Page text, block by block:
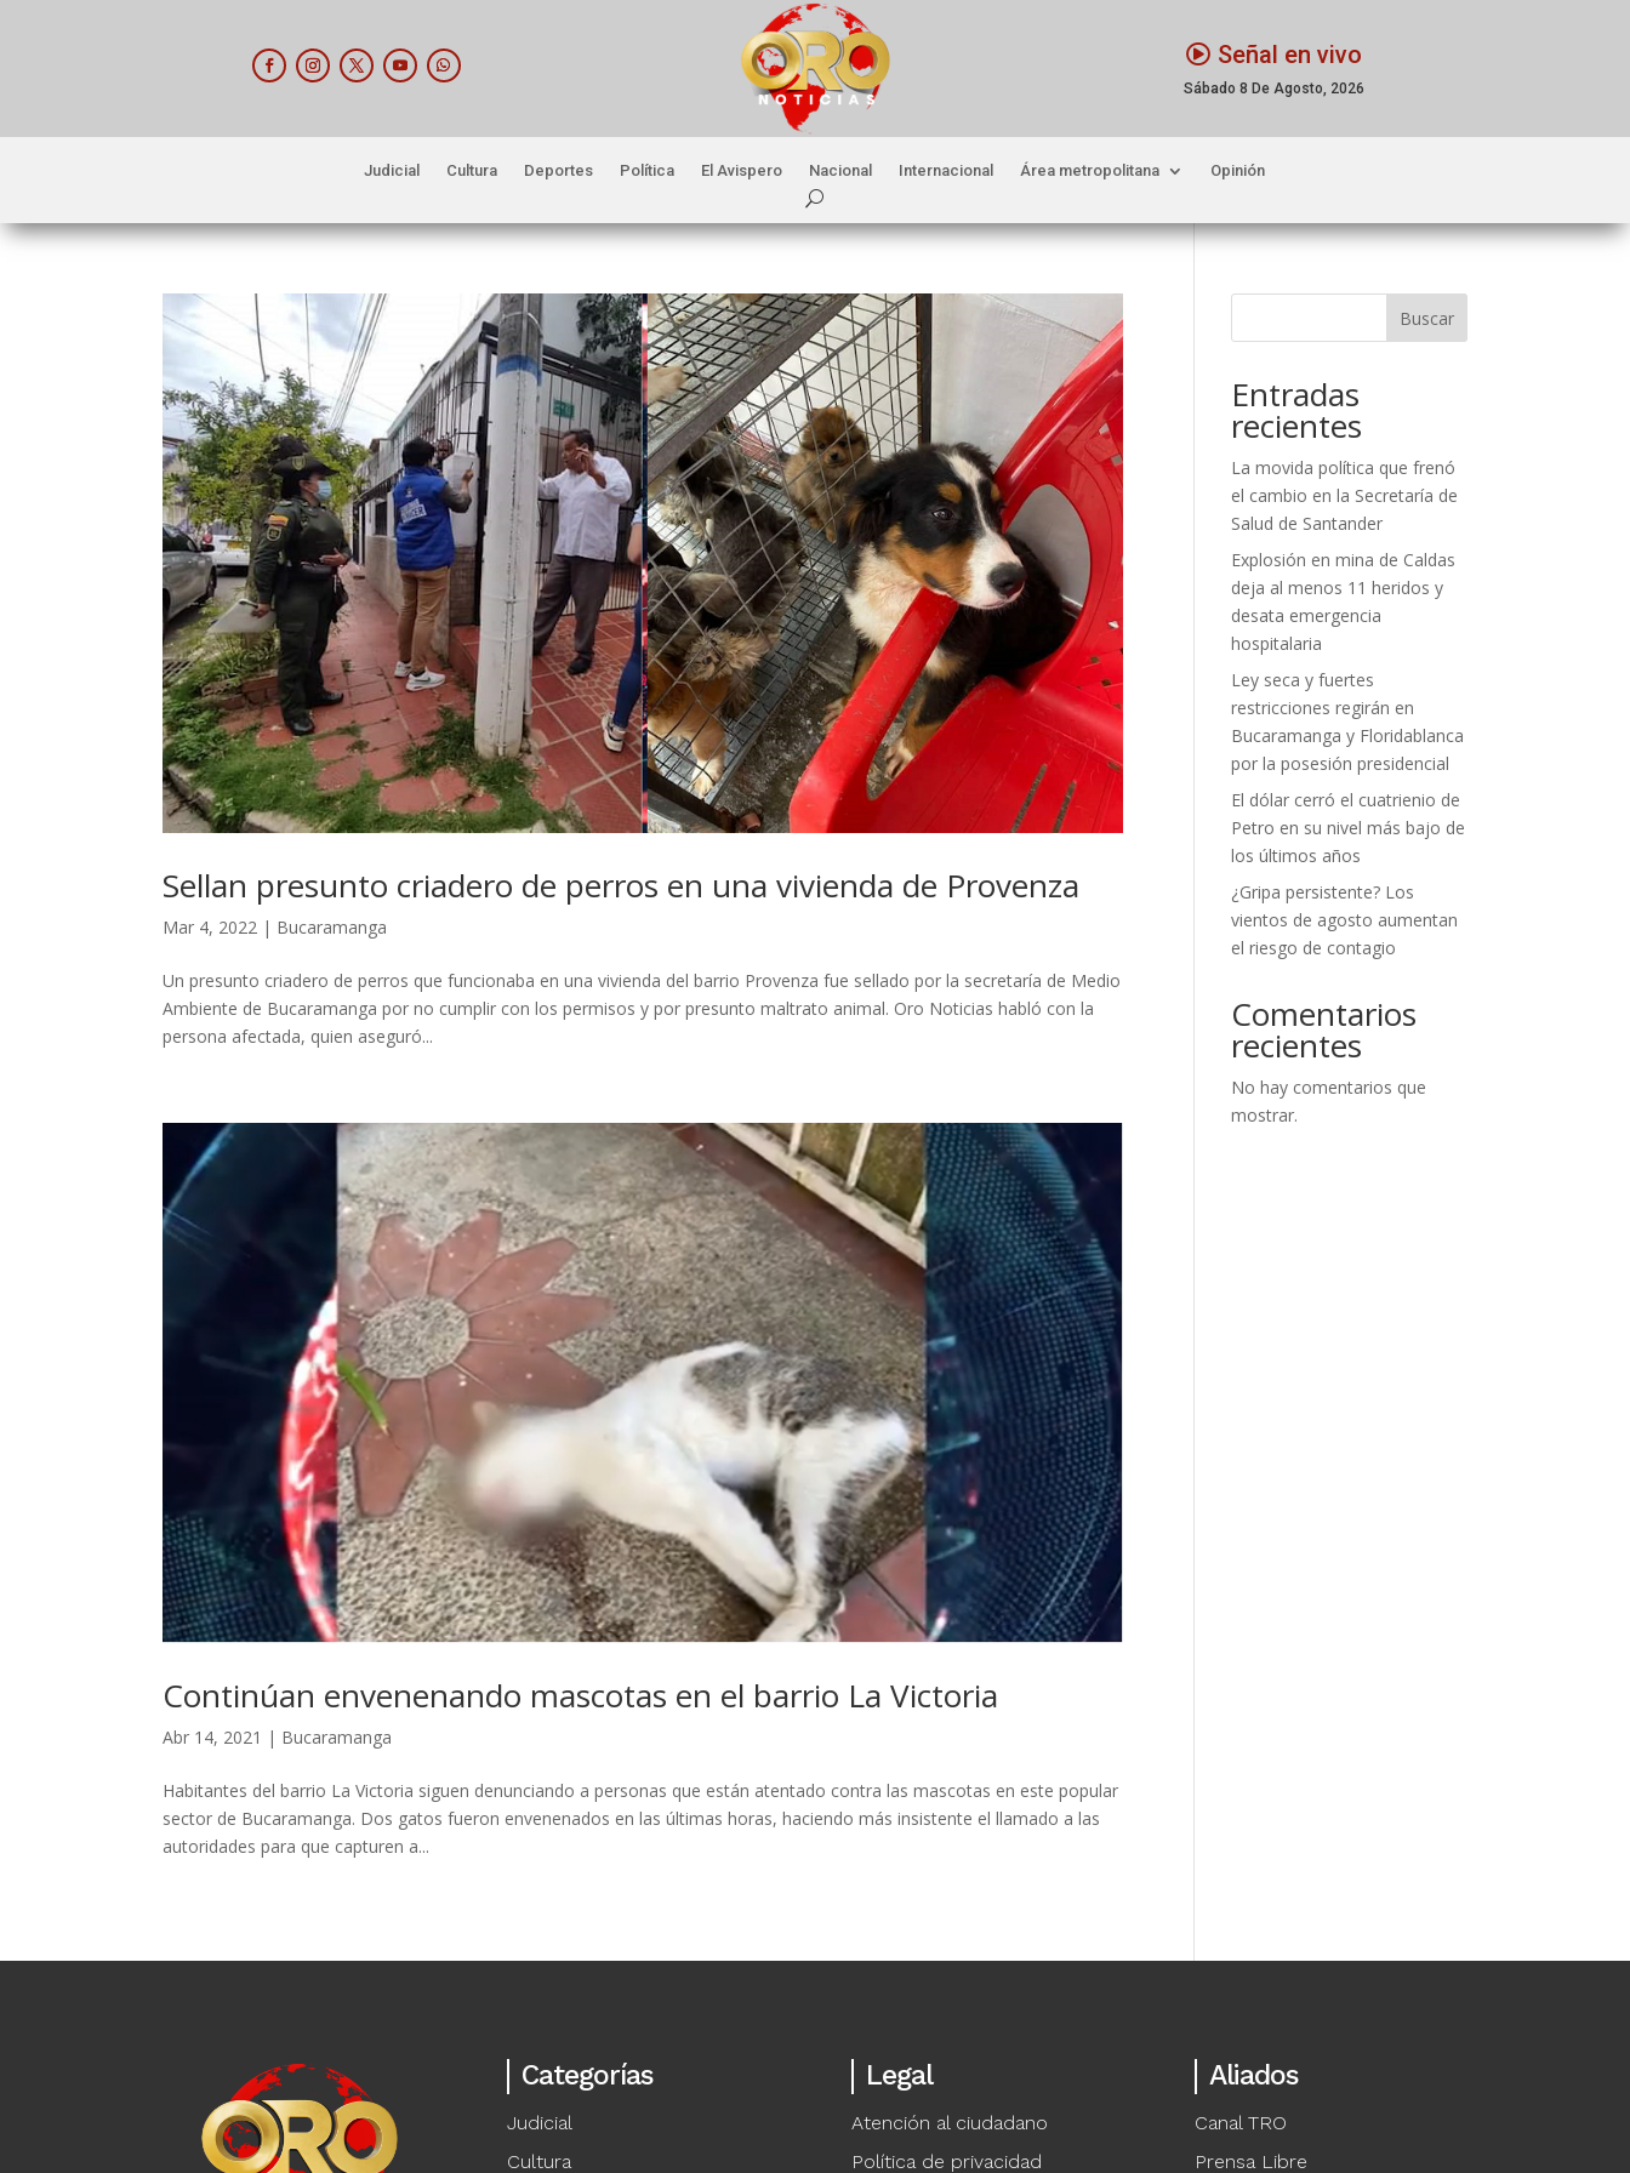
Señal en vivo
Sábado 8 De Agosto, 2026
Judicial Cultura Deportes Política El Avispero Nacional Internacional Área metropolitana Opinión
Sellan presunto criadero de perros en una vivienda de Provenza
Mar 4, 2022 | Bucaramanga
Un presunto criadero de perros que funcionaba en una vivienda del barrio Provenza fue sellado por la secretaría de Medio
Ambiente de Bucaramanga por no cumplir con los permisos y por presunto maltrato animal. Oro Noticias habló con la
persona afectada, quien aseguró...
Continúan envenenando mascotas en el barrio La Victoria
Abr 14, 2021 | Bucaramanga
Habitantes del barrio La Victoria siguen denunciando a personas que están atentado contra las mascotas en este popular
sector de Bucaramanga. Dos gatos fueron envenenados en las últimas horas, haciendo más insistente el llamado a las
autoridades para que capturen a...
Buscar
Entradas
recientes
La movida política que frenó
el cambio en la Secretaría de
Salud de Santander
Explosión en mina de Caldas
deja al menos 11 heridos y
desata emergencia
hospitalaria
Ley seca y fuertes
restricciones regirán en
Bucaramanga y Floridablanca
por la posesión presidencial
El dólar cerró el cuatrienio de
Petro en su nivel más bajo de
los últimos años
¿Gripa persistente? Los
vientos de agosto aumentan
el riesgo de contagio
Comentarios
recientes
No hay comentarios que
mostrar.
Categorías
Judicial
Cultura
Legal
Atención al ciudadano
Política de privacidad
Aliados
Canal TRO
Prensa Libre